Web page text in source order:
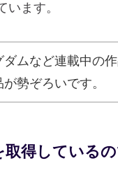
います。
ムなど連載中の
勢ぞろいです。
得している